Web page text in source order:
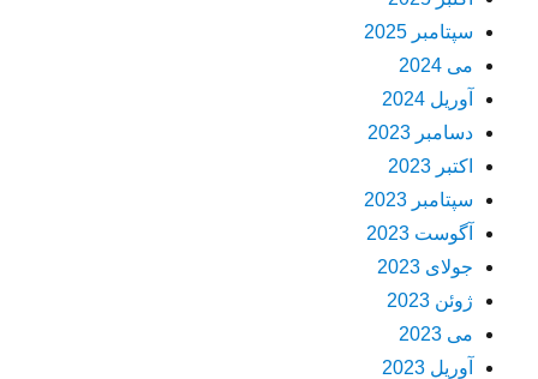
سپتامبر 2025
می 2024
آوریل 2024
دسامبر 2023
اکتبر 2023
سپتامبر 2023
آگوست 2023
جولای 2023
ژوئن 2023
می 2023
آوریل 2023